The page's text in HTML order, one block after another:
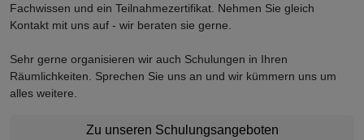
Fachwissen und ein Teilnahmezertifikat. Nehmen Sie gleich
Kontakt mit uns auf - wir beraten sie gerne.
Sehr gerne organisieren wir auch Schulungen in Ihren
Räumlichkeiten. Sprechen Sie uns an und wir kümmern uns um
alles weitere.
Zu unseren Schulungsangeboten